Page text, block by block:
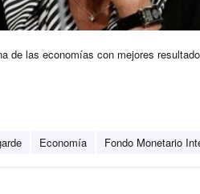
de las economías con mejores
Economía Fondo Monetario